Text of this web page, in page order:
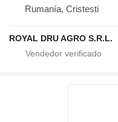
Rumanía, Cristesti
ROYAL DRU AGRO S.R.L.